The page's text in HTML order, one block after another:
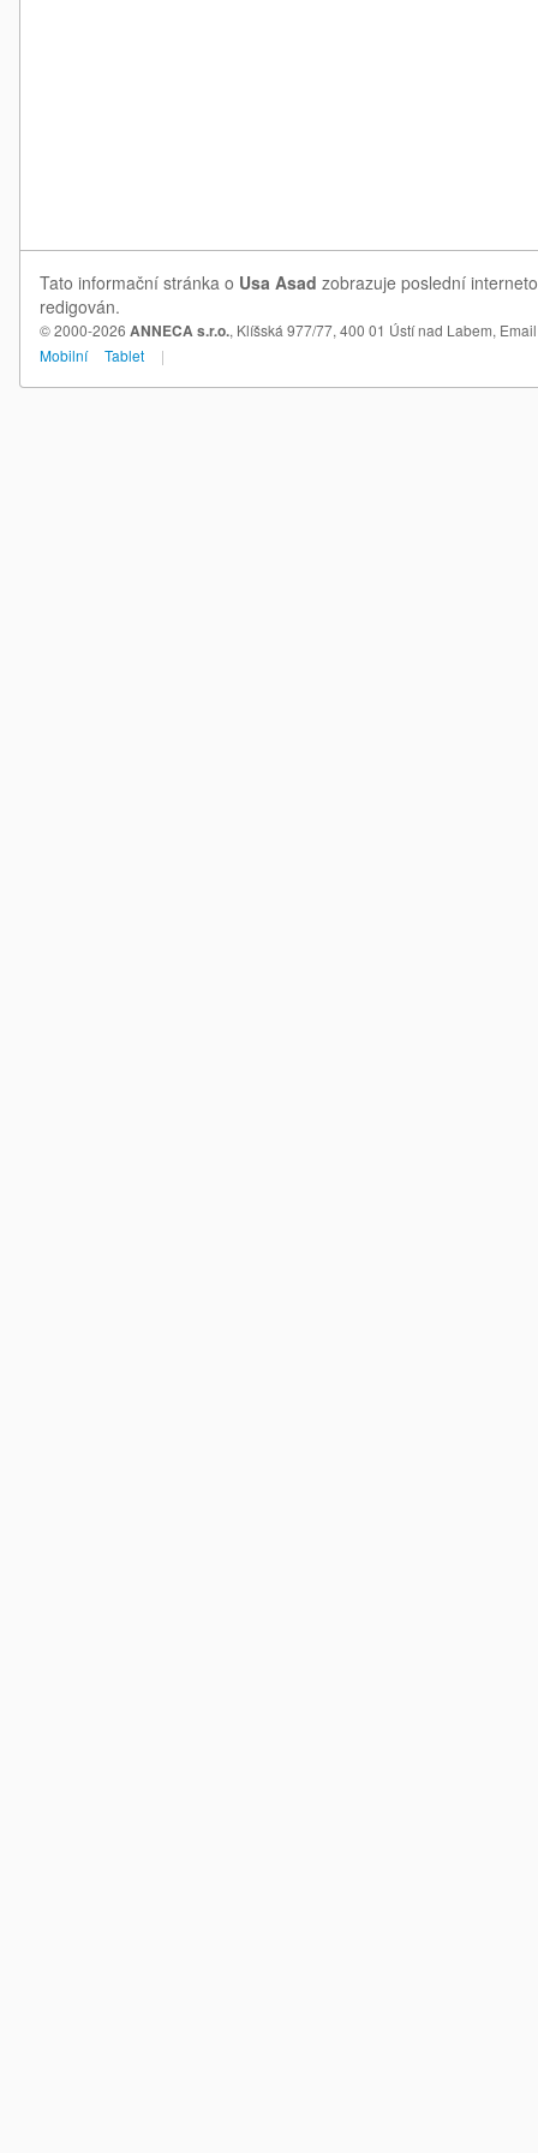
Tato informační stránka o Usa Asad zobrazuje poslední
redigován.
© 2000-2026 ANNECA s.r.o., Klíšská 977/77, 400 01 Ústí nad Labem,
Mobilní
Tablet |